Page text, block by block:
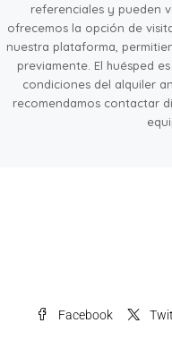
referenciales y pueden
ofrecemos la opción de
nuestra plataforma,
previamente. El huésped
condiciones del alquiler
recomendamos contactar
Facebook